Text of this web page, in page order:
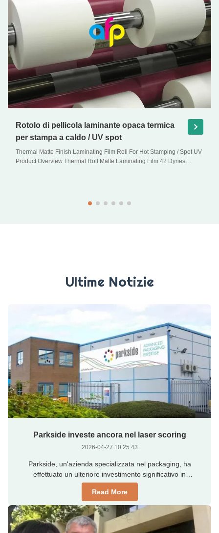
Rotolo di pellicola laminante opaca termica
per stampa a caldo / UV spot
Thermal Matte Finish Laminating Film Roll For Hot Stamping / Spot UV
Product Overview Thermal Roll Matte Laminating Film 42 Dynes
Ultime Notizie
Parkside investe ancora nel laser scoring
2026-04-27 10:25:43
Parkside, un'azienda specializzata nel packaging, ha
effettuato un ulteriore investimento significativo in
attrezzature laser all'avanguardia per creare nuove
opportunità di business. Il suo ultimo investimento in laser
consente la marcatura laser su due lati di un singolo film o
laminato per creare ...
Read More